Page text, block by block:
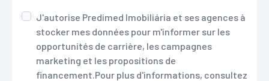
J'autorise Predimed Imobiliária et ses agences à
stocker mes données pour m'informer sur les
opportunités de carrière, les campagnes
marketing et les propositions de
financement.Pour plus d'informations, consultez